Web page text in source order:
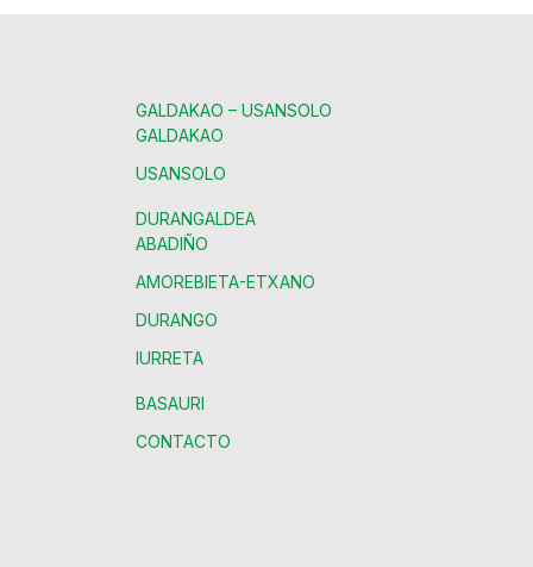
GALDAKAO – USANSOLO
GALDAKAO
USANSOLO
DURANGALDEA
ABADIÑO
AMOREBIETA-ETXANO
DURANGO
IURRETA
BASAURI
CONTACTO